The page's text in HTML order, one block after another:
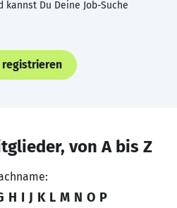
Du Deine Job-Suche
registrieren
von A bis Z
H I J K L M N O P